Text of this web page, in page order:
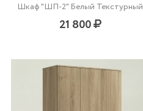
Шкаф "ШП-2" Белый Текстурный
21 800